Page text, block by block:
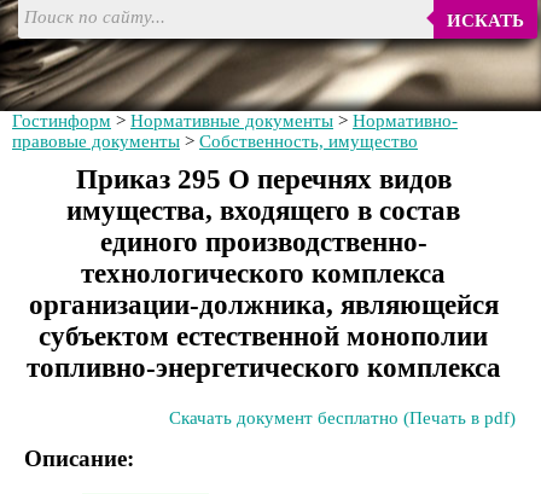
ИСКАТЬ
Гостинформ > Нормативные документы > Нормативно-
правовые документы > Собственность, имущество
Приказ 295 О перечнях видов
имущества, входящего в состав
единого производственно-
технологического комплекса
организации-должника, являющейся
субъектом естественной монополии
топливно-энергетического комплекса
Скачать документ бесплатно (Печать в pdf)
Описание: